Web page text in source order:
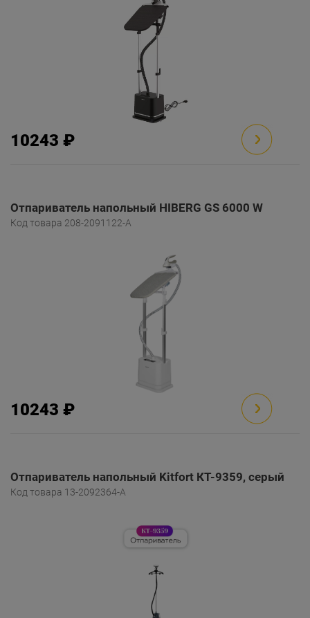
10243 ₽
Отпариватель напольный HIBERG GS 6000 W
Код товара 208-2091122-A
10243 ₽
Отпариватель напольный Kitfort КТ-9359, серый
Код товара 13-2092364-A